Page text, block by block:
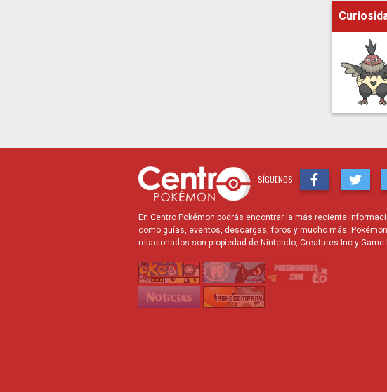
SÍGUENOS
En Centro Pokémon podrás encontrar la más reciente
como guías, eventos, descargas, foros y mucho más.
relacionados son propiedad de Nintendo, Creatures Inc y Game